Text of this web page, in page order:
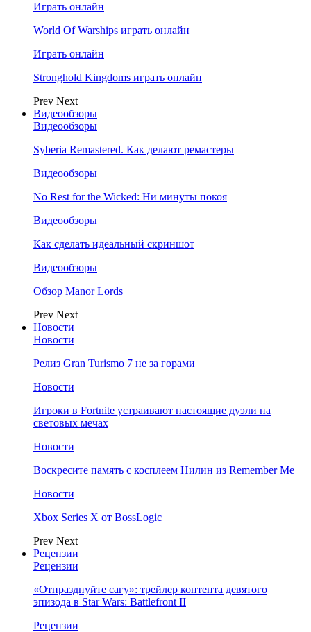
Играть онлайн
World Of Warships играть онлайн
Играть онлайн
Stronghold Kingdoms играть онлайн
Prev Next
Видеообзоры
Видеообзоры
Syberia Remastered. Как делают ремастеры
Видеообзоры
No Rest for the Wicked: Ни минуты покоя
Видеообзоры
Как сделать идеальный скриншот
Видеообзоры
Обзор Manor Lords
Prev Next
Новости
Новости
Релиз Gran Turismo 7 не за горами
Новости
Игроки в Fortnite устраивают настоящие дуэли на
световых мечах
Новости
Воскресите память с косплеем Нилин из Remember Me
Новости
Xbox Series X от BossLogic
Prev Next
Рецензии
Рецензии
«Отпразднуйте сагу»: трейлер контента девятого
эпизода в Star Wars: Battlefront II
Рецензии